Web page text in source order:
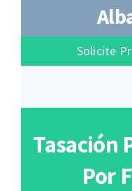
Solicite
Tasación
Por